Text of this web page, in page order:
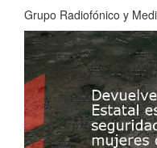
Grupo Radiofónico y